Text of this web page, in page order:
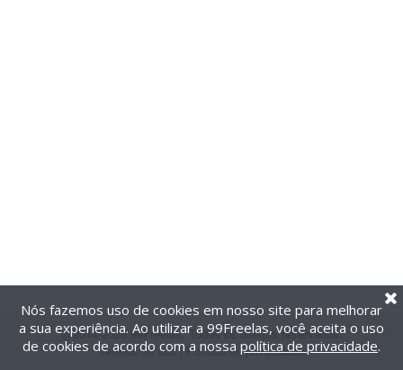
@2014-2026 99Freelas. Todos os direitos reservados.
Termos de uso| Política de privacidade
Nós fazemos uso de cookies em nosso site para melhorar
a sua experiência. Ao utilizar a 99Freelas, você aceita o uso
de cookies de acordo com a nossa política de privacidade.